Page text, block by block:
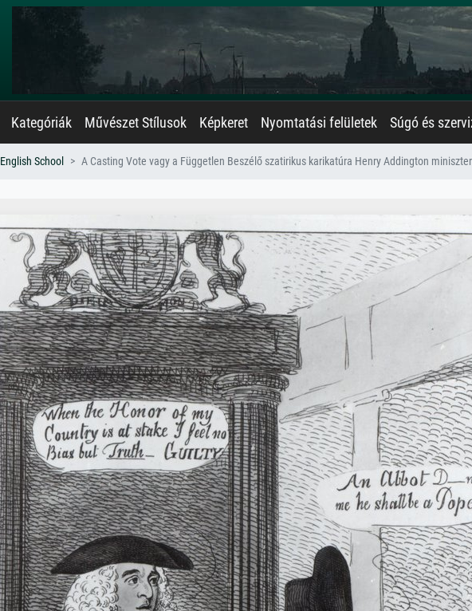
Kategóriák Művészet Stílusok Képkeret Nyomtatási felületek Súgó és
English School A Casting Vote vagy a Független Beszélő szatirikus karikatúra Henry Addington